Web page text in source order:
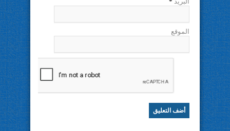
الموقع